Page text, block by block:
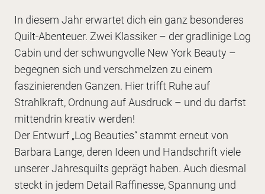
In diesem Jahr erwartet dich ein ganz besonderes
Quilt-Abenteuer. Zwei Klassiker – der gradlinige Log
Cabin und der schwungvolle New York Beauty –
begegnen sich und verschmelzen zu einem
faszinierenden Ganzen. Hier trifft Ruhe auf
Strahlkraft, Ordnung auf Ausdruck – und du darfst
mittendrin kreativ werden!
Der Entwurf „Log Beauties“ stammt erneut von
Barbara Lange, deren Ideen und Handschrift viele
unserer Jahresquilts geprägt haben. Auch diesmal
steckt in jedem Detail Raffinesse, Spannung und